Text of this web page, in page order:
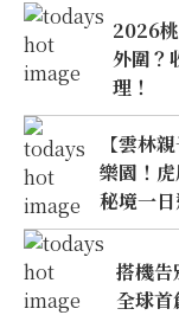
2026
外圍？
理！
【雲林
樂園！
秘境一
搭機告
全球